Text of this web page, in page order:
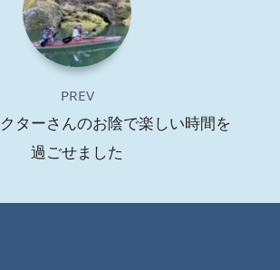
PREV
ターさんのお陰で楽しい時間を
過ごせました